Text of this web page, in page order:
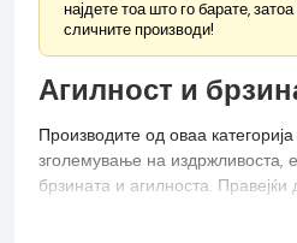
најдете тоа што го барате,
сличните производи!
Агилност и
Производите од оваа
зголемување на издржливоста,
брзината и агилноста.